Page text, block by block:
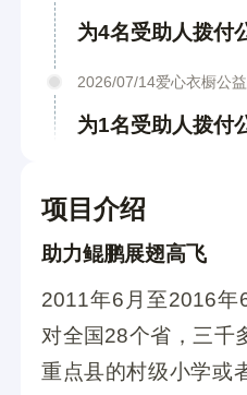
弘逸 捐助了2元
马伟杰 捐助了1.02元
沐阳而行 捐助了1元 16 小
小魏哥。 捐助了10元 16
为4名受助人拨付
2026/07/14爱心衣橱公
为1名受助人拨付
项目介绍
助力鲲鹏展翅高飞
2011年6月至2016年
对全国28个省，三千
重点县的村级小学或